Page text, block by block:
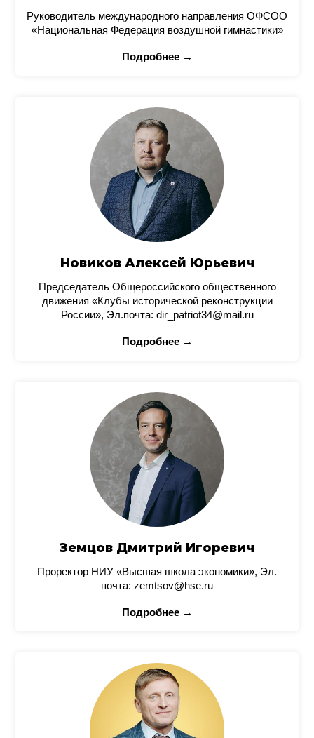
Руководитель международного направления ОФСОО
«Национальная Федерация воздушной гимнастики»
Подробнее →
Новиков Алексей Юрьевич
Председатель Общероссийского общественного
движения «Клубы исторической реконструкции
России», Эл.почта: dir_patriot34@mail.ru
Подробнее →
Земцов Дмитрий Игоревич
Проректор НИУ «Высшая школа экономики», Эл.
почта: zemtsov@hse.ru
Подробнее →